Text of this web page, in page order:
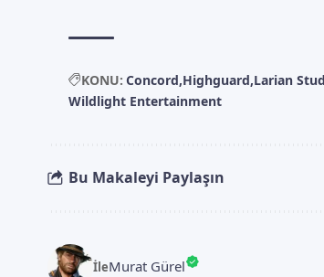
KONU: Concord Highguard Larian
Wildlight Entertainment
Bu Makaleyi Paylaşın
İleMurat Gürel